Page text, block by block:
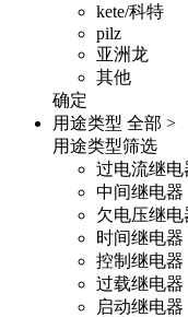
kete/科特
pilz
亚洲龙
其他
确定
用途类型 全部 >
用途类型筛选
过电流继电
中间继电器
欠电压继电
时间继电器
控制继电器
过载继电器
启动继电器